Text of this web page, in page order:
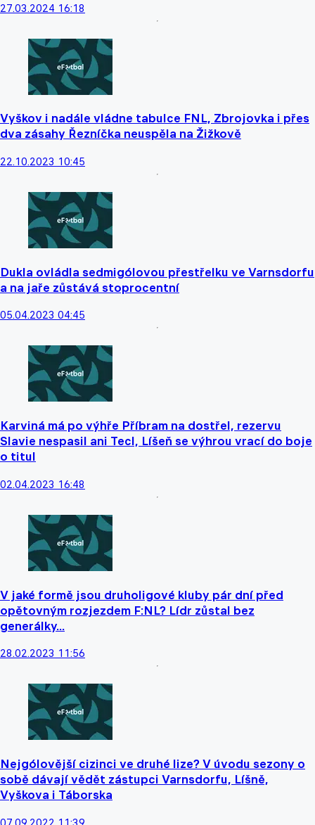
27.03.2024 16:18
Vyškov i nadále vládne tabulce FNL, Zbrojovka i přes
dva zásahy Řezníčka neuspěla na Žižkově
22.10.2023 10:45
Dukla ovládla sedmigólovou přestřelku ve Varnsdorfu
a na jaře zůstává stoprocentní
05.04.2023 04:45
Karviná má po výhře Příbram na dostřel, rezervu
Slavie nespasil ani Tecl, Líšeň se výhrou vrací do boje
o titul
02.04.2023 16:48
V jaké formě jsou druholigové kluby pár dní před
opětovným rozjezdem F:NL? Lídr zůstal bez
generálky...
28.02.2023 11:56
Nejgólovější cizinci ve druhé lize? V úvodu sezony o
sobě dávají vědět zástupci Varnsdorfu, Líšně,
Vyškova i Táborska